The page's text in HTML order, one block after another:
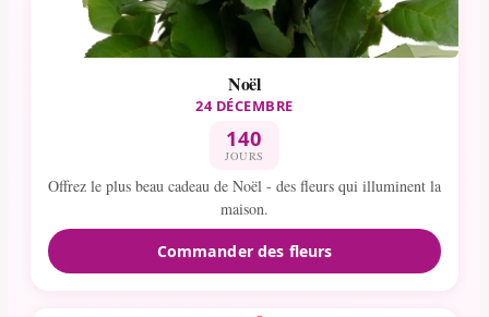
Noël
24 DÉCEMBRE
140
JOURS
Offrez le plus beau cadeau de Noël - des fleurs qui illuminent la
maison.
Commander des fleurs